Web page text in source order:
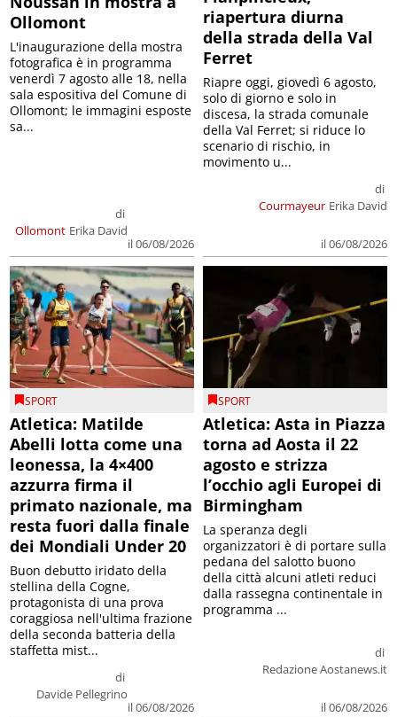
Ollomont
Ollomont
di
Erika David
il 06/08/2026
L'inaugurazione della mostra
fotografica è in programma
venerdì 7 agosto alle 18, nella
sala espositiva del Comune di
Ollomont; le immagini esposte
sa...
riapertura diurna
della strada della Val
Ferret
Courmayeur
di
Erika David
il 06/08/2026
Riapre oggi, giovedì 6 agosto,
solo di giorno e solo in
discesa, la strada comunale
della Val Ferret; si riduce lo
scenario di rischio, in
movimento u...
SPORT
Atletica: Matilde
Abelli lotta come una
leonessa, la 4×400
azzurra firma il
primato nazionale, ma
resta fuori dalla finale
dei Mondiali Under 20
di
Davide Pellegrino
il 06/08/2026
Buon debutto iridato della
stellina della Cogne,
protagonista di una prova
coraggiosa nell'ultima frazione
della seconda batteria della
staffetta mist...
SPORT
Atletica: Asta in Piazza
torna ad Aosta il 22
agosto e strizza
l’occhio agli Europei di
Birmingham
di
Redazione Aostanews.it
il 06/08/2026
La speranza degli
organizzatori è di portare sulla
pedana del salotto buono
della città alcuni atleti reduci
dalla rassegna continentale in
programma ...